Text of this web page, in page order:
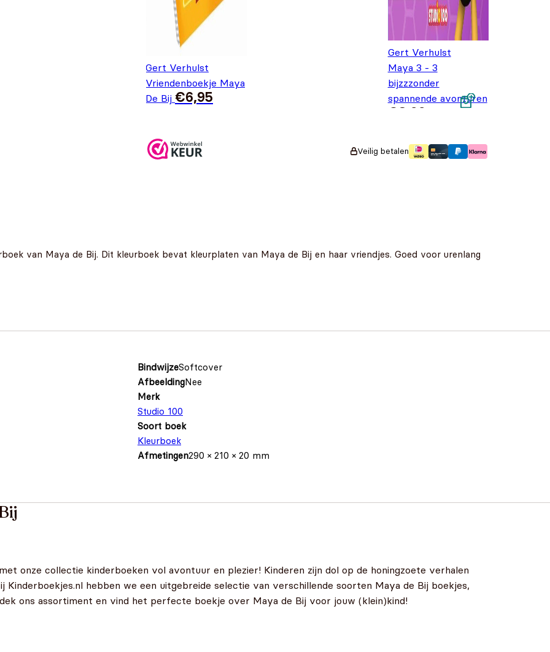
Gert Verhulst
Vriendenboekje Maya
De Bij €6,95
Gert Verhulst
Maya 3 - 3
bijzzzonder
spannende avonturen
€ 8,99
Veilig betalen
van Maya de Bij. Dit kleurboek bevat kleurplaten van Maya de Bij en haar vriendjes. Goed voor urenlang
BindwijzeSoftcover
AfbeeldingNee
Merk
Studio 100
Soort boek
Kleurboek
Afmetingen290 × 210 × 20 mm
onze collectie kinderboeken vol avontuur en plezier! Kinderen zijn dol op de honingzoete verhalen
Kinderboekjes.nl hebben we een uitgebreide selectie van verschillende soorten Maya de Bij boekjes,
ons assortiment en vind het perfecte boekje over Maya de Bij voor jouw (klein)kind!